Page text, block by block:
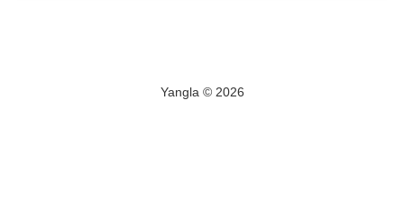
Yangla © 2026